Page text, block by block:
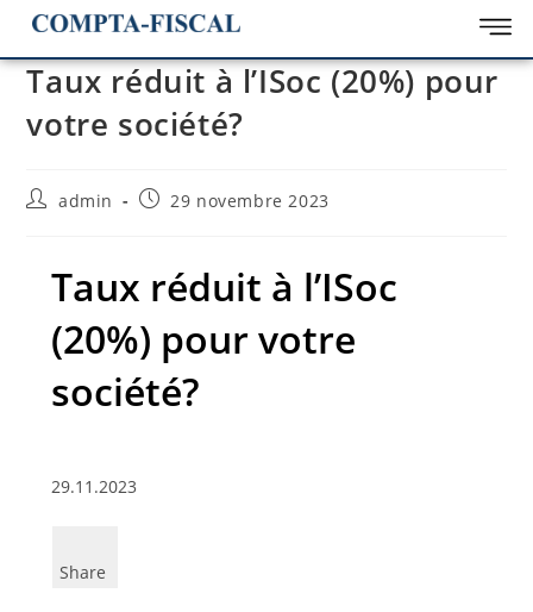
Taux réduit à l’ISoc (20%) pour
votre société?
admin 29 novembre 2023
Taux réduit à l’ISoc
(20%) pour votre
société?
29.11.2023
Share